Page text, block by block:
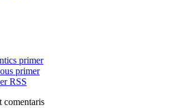
primer
primer
RSS
comentaris